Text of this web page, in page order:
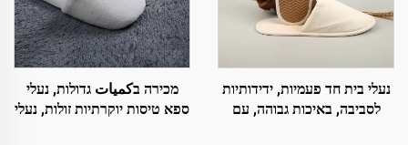
נעלי בית חד פעמיות, ידידותיות
לסביבה, באיכות גבוהה, עם
מכירה בكميات גדולות, נעלי
ספא טיסות יוקרתיות זולות, נעלי